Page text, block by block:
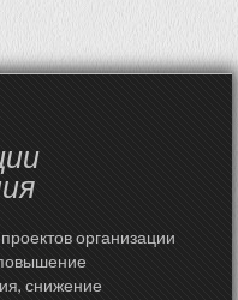
организации
снижение